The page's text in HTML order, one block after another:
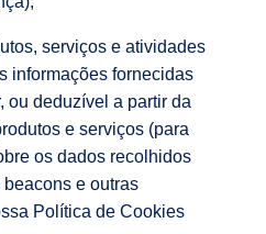
serviços e atividades
informações fornecidas
ou deduzível a partir da
e serviços (para
os dados recolhidos
e outras
Política de Cookies